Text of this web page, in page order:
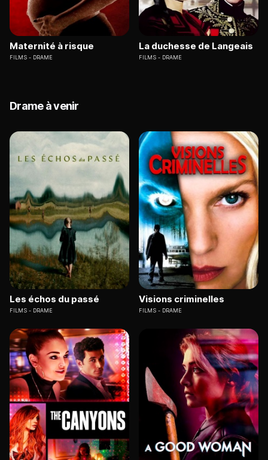
Maternité à risque
FILMS DRAME
La duchesse de Langeais
FILMS DRAME
Drame à venir
Les échos du passé
FILMS DRAME
Visions criminelles
FILMS DRAME